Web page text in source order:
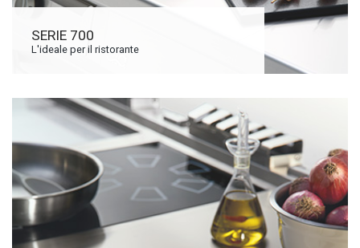
SERIE 700
L'ideale per il ristorante